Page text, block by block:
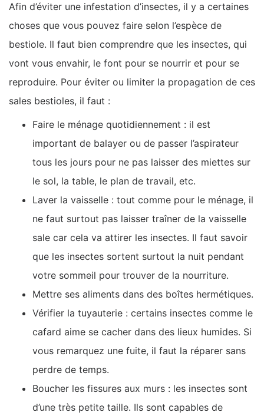
Afin d’éviter une infestation d’insectes, il y a certaines
choses que vous pouvez faire selon l’espèce de
bestiole. Il faut bien comprendre que les insectes, qui
vont vous envahir, le font pour se nourrir et pour se
reproduire. Pour éviter ou limiter la propagation de ces
sales bestioles, il faut :
Faire le ménage quotidiennement : il est
important de balayer ou de passer l’aspirateur
tous les jours pour ne pas laisser des miettes sur
le sol, la table, le plan de travail, etc.
Laver la vaisselle : tout comme pour le ménage, il
ne faut surtout pas laisser traîner de la vaisselle
sale car cela va attirer les insectes. Il faut savoir
que les insectes sortent surtout la nuit pendant
votre sommeil pour trouver de la nourriture.
Mettre ses aliments dans des boîtes hermétiques.
Vérifier la tuyauterie : certains insectes comme le
cafard aime se cacher dans des lieux humides. Si
vous remarquez une fuite, il faut la réparer sans
perdre de temps.
Boucher les fissures aux murs : les insectes sont
d’une très petite taille. Ils sont capables de